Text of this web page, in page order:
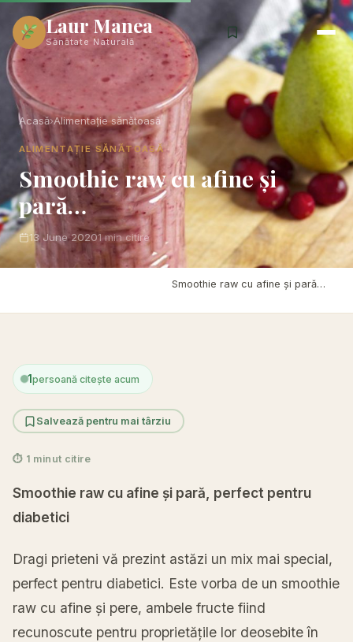
Laur Manea
Sănătate Naturală
Acasă›Alimentație sănătoasă
ALIMENTAȚIE SĂNĂTOASĂ
Smoothie raw cu afine și
pară…
13 June 20201 min citire
Smoothie raw cu afine și pară…
1persoană citește acum
Salvează pentru mai târziu
⏱ 1 minut citire
Smoothie raw cu afine și pară , perfect pentru
diabetici
Dragi prieteni vă prezint astăzi un mix mai special,
perfect pentru diabetici. Este vorba de un smoothie
raw cu afine și pere, ambele fructe fiind
recunoscute pentru proprietățile lor deosebiteîn